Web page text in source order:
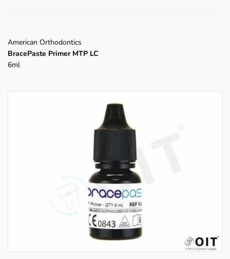
American Orthodontics
BracePaste Primer MTP LC
6ml